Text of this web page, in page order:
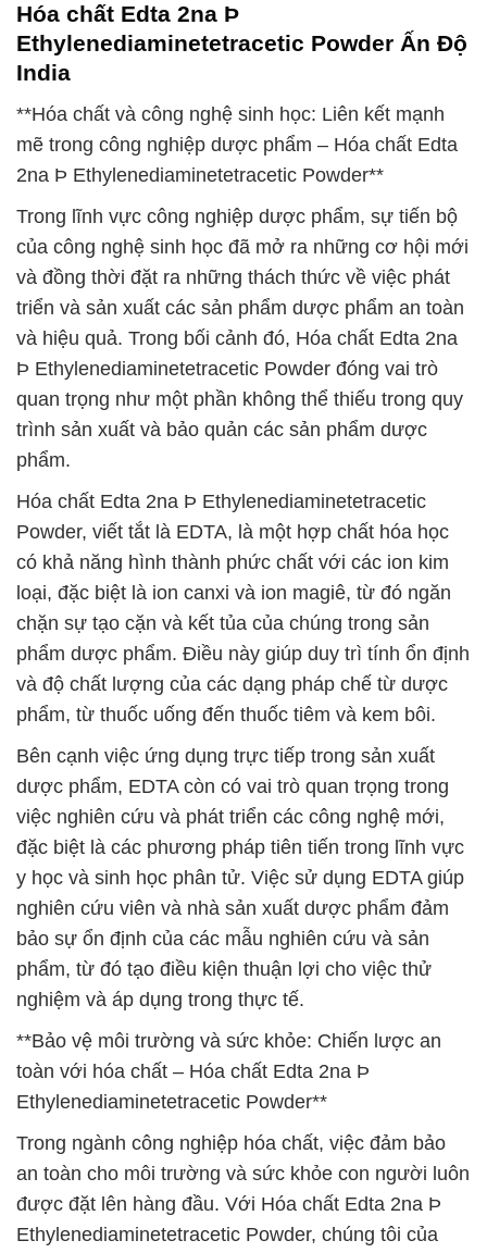
Hóa chất Edta 2na Þ
Ethylenediaminetetracetic Powder Ấn Độ
India
**Hóa chất và công nghệ sinh học: Liên kết mạnh
mẽ trong công nghiệp dược phẩm – Hóa chất Edta
2na Þ Ethylenediaminetetracetic Powder**
Trong lĩnh vực công nghiệp dược phẩm, sự tiến bộ
của công nghệ sinh học đã mở ra những cơ hội mới
và đồng thời đặt ra những thách thức về việc phát
triển và sản xuất các sản phẩm dược phẩm an toàn
và hiệu quả. Trong bối cảnh đó, Hóa chất Edta 2na
Þ Ethylenediaminetetracetic Powder đóng vai trò
quan trọng như một phần không thể thiếu trong quy
trình sản xuất và bảo quản các sản phẩm dược
phẩm.
Hóa chất Edta 2na Þ Ethylenediaminetetracetic
Powder, viết tắt là EDTA, là một hợp chất hóa học
có khả năng hình thành phức chất với các ion kim
loại, đặc biệt là ion canxi và ion magiê, từ đó ngăn
chặn sự tạo cặn và kết tủa của chúng trong sản
phẩm dược phẩm. Điều này giúp duy trì tính ổn định
và độ chất lượng của các dạng pháp chế từ dược
phẩm, từ thuốc uống đến thuốc tiêm và kem bôi.
Bên cạnh việc ứng dụng trực tiếp trong sản xuất
dược phẩm, EDTA còn có vai trò quan trọng trong
việc nghiên cứu và phát triển các công nghệ mới,
đặc biệt là các phương pháp tiên tiến trong lĩnh vực
y học và sinh học phân tử. Việc sử dụng EDTA giúp
nghiên cứu viên và nhà sản xuất dược phẩm đảm
bảo sự ổn định của các mẫu nghiên cứu và sản
phẩm, từ đó tạo điều kiện thuận lợi cho việc thử
nghiệm và áp dụng trong thực tế.
**Bảo vệ môi trường và sức khỏe: Chiến lược an
toàn với hóa chất – Hóa chất Edta 2na Þ
Ethylenediaminetetracetic Powder**
Trong ngành công nghiệp hóa chất, việc đảm bảo
an toàn cho môi trường và sức khỏe con người luôn
được đặt lên hàng đầu. Với Hóa chất Edta 2na Þ
Ethylenediaminetetracetic Powder, chúng tôi của